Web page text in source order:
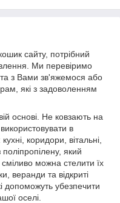
сайту, потрібний
Ми перевіримо
з Вами зв'яжемося або
які з задоволенням
основі. Не ковзають на
в
коридори, вітальні,
який
можна стелити їх
веранди та відкриті
допоможуть убезпечити
оселі.